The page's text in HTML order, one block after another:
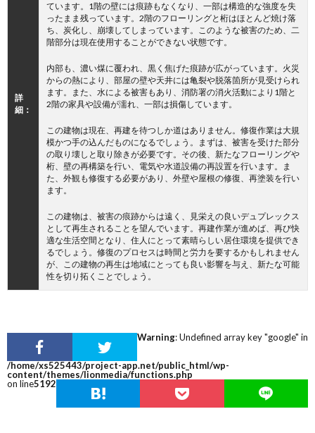
詳
細：
ています。1階の壁には痕跡もなくなり、一部は構造的な強度を失
ったまま残っています。2階のフローリングと桁はほとんど焼け落
ち、炭化し、崩壊してしまっています。このような被害のため、二
階部分は現在使用することができない状態です。
内部も、濃い煤に覆われ、黒く焦げた痕跡が広がっています。火災
からの熱により、部屋の壁や天井には亀裂や脱落箇所が見受けられ
ます。また、水による被害もあり、消防署の消火活動により1階と
2階の家具や設備が濡れ、一部は損傷しています。
この建物は現在、再建を待つしか道はありません。修復作業は大規
模かつ手の込んだものになるでしょう。まずは、被害を受けた部分
の取り壊しと取り除きが必要です。その後、新たなフローリングや
桁、壁の再構築を行い、電気や水道設備の再設置を行います。ま
た、外観も修復する必要があり、外壁や屋根の修復、再塗装を行い
ます。
この建物は、被害の痕跡からは遠く、見栄えの良いデュプレックス
として再生されることを望んでいます。再建作業が進めば、再び快
適な生活空間となり、住人にとって素晴らしい居住環境を提供でき
るでしょう。修復のプロセスは時間と労力を要するかもしれません
が、この建物の再生は地域にとっても良い影響を与え、新たな可能
性を切り拓くことでしょう。
Warning: Undefined array key "google" in
/home/xs525443/project-app.net/public_html/wp-
content/themes/lionmedia/functions.php
on line5192